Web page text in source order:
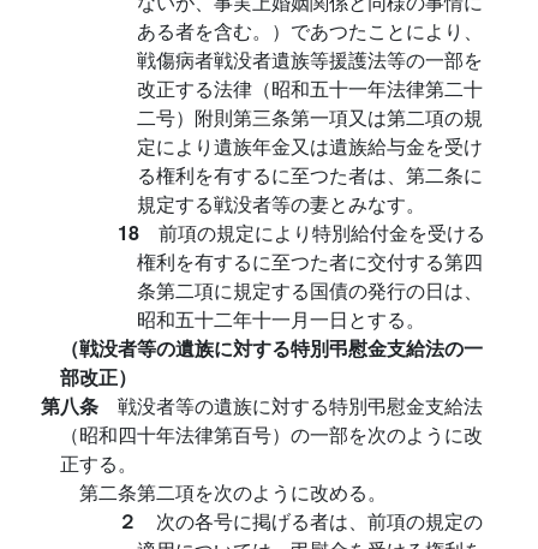
ある者を含む。）であつたことにより、
戦傷病者戦没者遺族等援護法等の一部を
改正する法律（昭和五十一年法律第二十
二号）附則第三条第一項又は第二項の規
定により遺族年金又は遺族給与金を受け
る権利を有するに至つた者は、第二条に
規定する戦没者等の妻とみなす。
18 前項の規定により特別給付金を受ける
権利を有するに至つた者に交付する第四
条第二項に規定する国債の発行の日は、
昭和五十二年十一月一日とする。
（戦没者等の遺族に対する特別弔慰金支給法の一
部改正）
第八条 戦没者等の遺族に対する特別弔慰金支給法
（昭和四十年法律第百号）の一部を次のように改
正する。
第二条第二項を次のように改める。
２ 次の各号に掲げる者は、前項の規定の